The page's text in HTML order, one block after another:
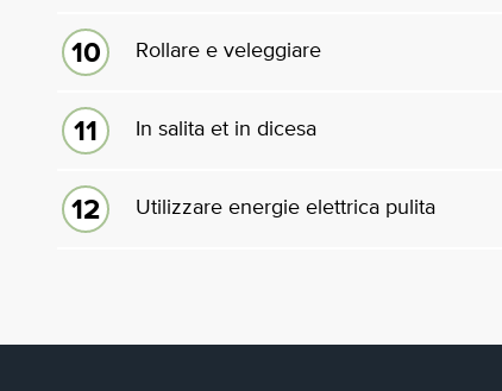
Rollare e veleggiare
In salita et in dicesa
Utilizzare energie elettrica pulita